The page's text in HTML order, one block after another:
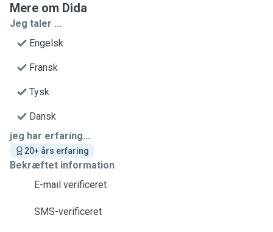
Mere om Dida
Jeg taler ...
Engelsk
Fransk
Tysk
Dansk
jeg har erfaring...
20+ års erfaring
Bekræftet information
E-mail verificeret
SMS-verificeret